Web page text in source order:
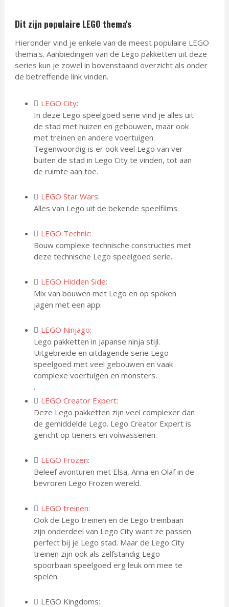
Dit zijn populaire LEGO thema's
Hieronder vind je enkele van de meest populaire LEGO
thema's. Aanbiedingen van de Lego pakketten uit deze
series kun je zowel in bovenstaand overzicht als onder
de betreffende link vinden.
LEGO City:
In deze Lego speelgoed serie vind je alles uit
de stad met huizen en gebouwen, maar ook
met treinen en andere voertuigen.
Tegenwoordig is er ook veel Lego van ver
buiten de stad in Lego City te vinden, tot aan
de ruimte aan toe.
LEGO Star Wars:
Alles van Lego uit de bekende speelfilms.
LEGO Technic:
Bouw complexe technische constructies met
deze technische Lego speelgoed serie.
LEGO Hidden Side:
Mix van bouwen met Lego en op spoken
jagen met een app.
LEGO Ninjago:
Lego pakketten in Japanse ninja stijl.
Uitgebreide en uitdagende serie Lego
speelgoed met veel gebouwen en vaak
complexe voertuigen en monsters.
.
LEGO Creator Expert:
Deze Lego pakketten zijn veel complexer dan
de gemiddelde Lego. Lego Creator Expert is
gericht op tieners en volwassenen.
LEGO Frozen:
Beleef avonturen met Elsa, Anna en Olaf in de
bevroren Lego Frozen wereld.
LEGO treinen:
Ook de Lego treinen en de Lego treinbaan
zijn onderdeel van Lego City want ze passen
perfect bij je Lego stad. Maar de Lego City
treinen zijn ook als zelfstandig Lego
spoorbaan speelgoed erg leuk om mee te
spelen.
LEGO Kingdoms: